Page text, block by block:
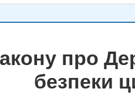
про
безпеки